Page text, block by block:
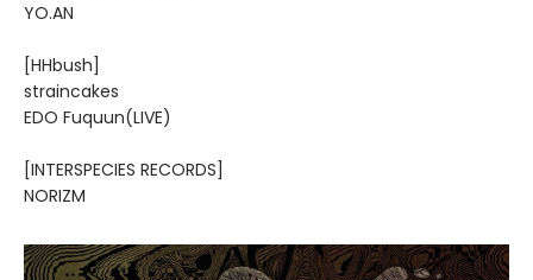
YO.AN
[HHbush]
straincakes
EDO Fuquun(LIVE)
[INTERSPECIES RECORDS]
NORIZM